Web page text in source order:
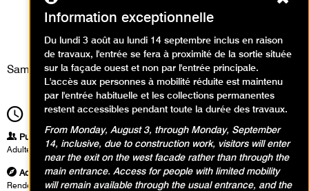
L'âge atomique
Visites
Samedi 7 décembre 2024
14h00Durée1h30
Publics
Adultes
Adresse
Rendez-vous à l'accueil groupe
Information exceptionnelle
Du lundi 3 août au lundi 14 septembre inclus en raison
de travaux, l'entrée se fera à proximité de la sortie située
sur la façade ouest et non par l'entrée principale.
L'accès aux personnes à mobilité réduite est maintenu
par l'entrée habituelle et les collections permanentes
restent accessibles pendant toute la durée des travaux.
From Monday, August 3, through Monday, September
14, inclusive, due to construction work, visitors will enter
near the exit on the west facade rather than through the
main entrance. Access for people with limited mobility
will remain available through the usual entrance, and the